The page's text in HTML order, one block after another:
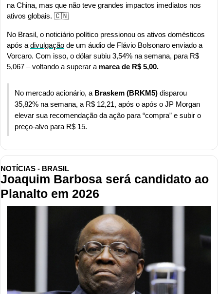
na China, mas que não teve grandes impactos imediatos nos
ativos globais. 🇨🇳
No Brasil, o noticiário político pressionou os ativos domésticos
após a divulgação de um áudio de Flávio Bolsonaro enviado a
Vorcaro. Com isso, o dólar subiu 3,54% na semana, para R$
5,067 – voltando a superar a marca de R$ 5,00.
No mercado acionário, a Braskem (BRKM5) disparou
35,82% na semana, a R$ 12,21, após o após o JP Morgan
elevar sua recomendação da ação para “compra” e subir o
preço-alvo para R$ 15.
NOTÍCIAS - BRASIL
Joaquim Barbosa será candidato ao
Planalto em 2026